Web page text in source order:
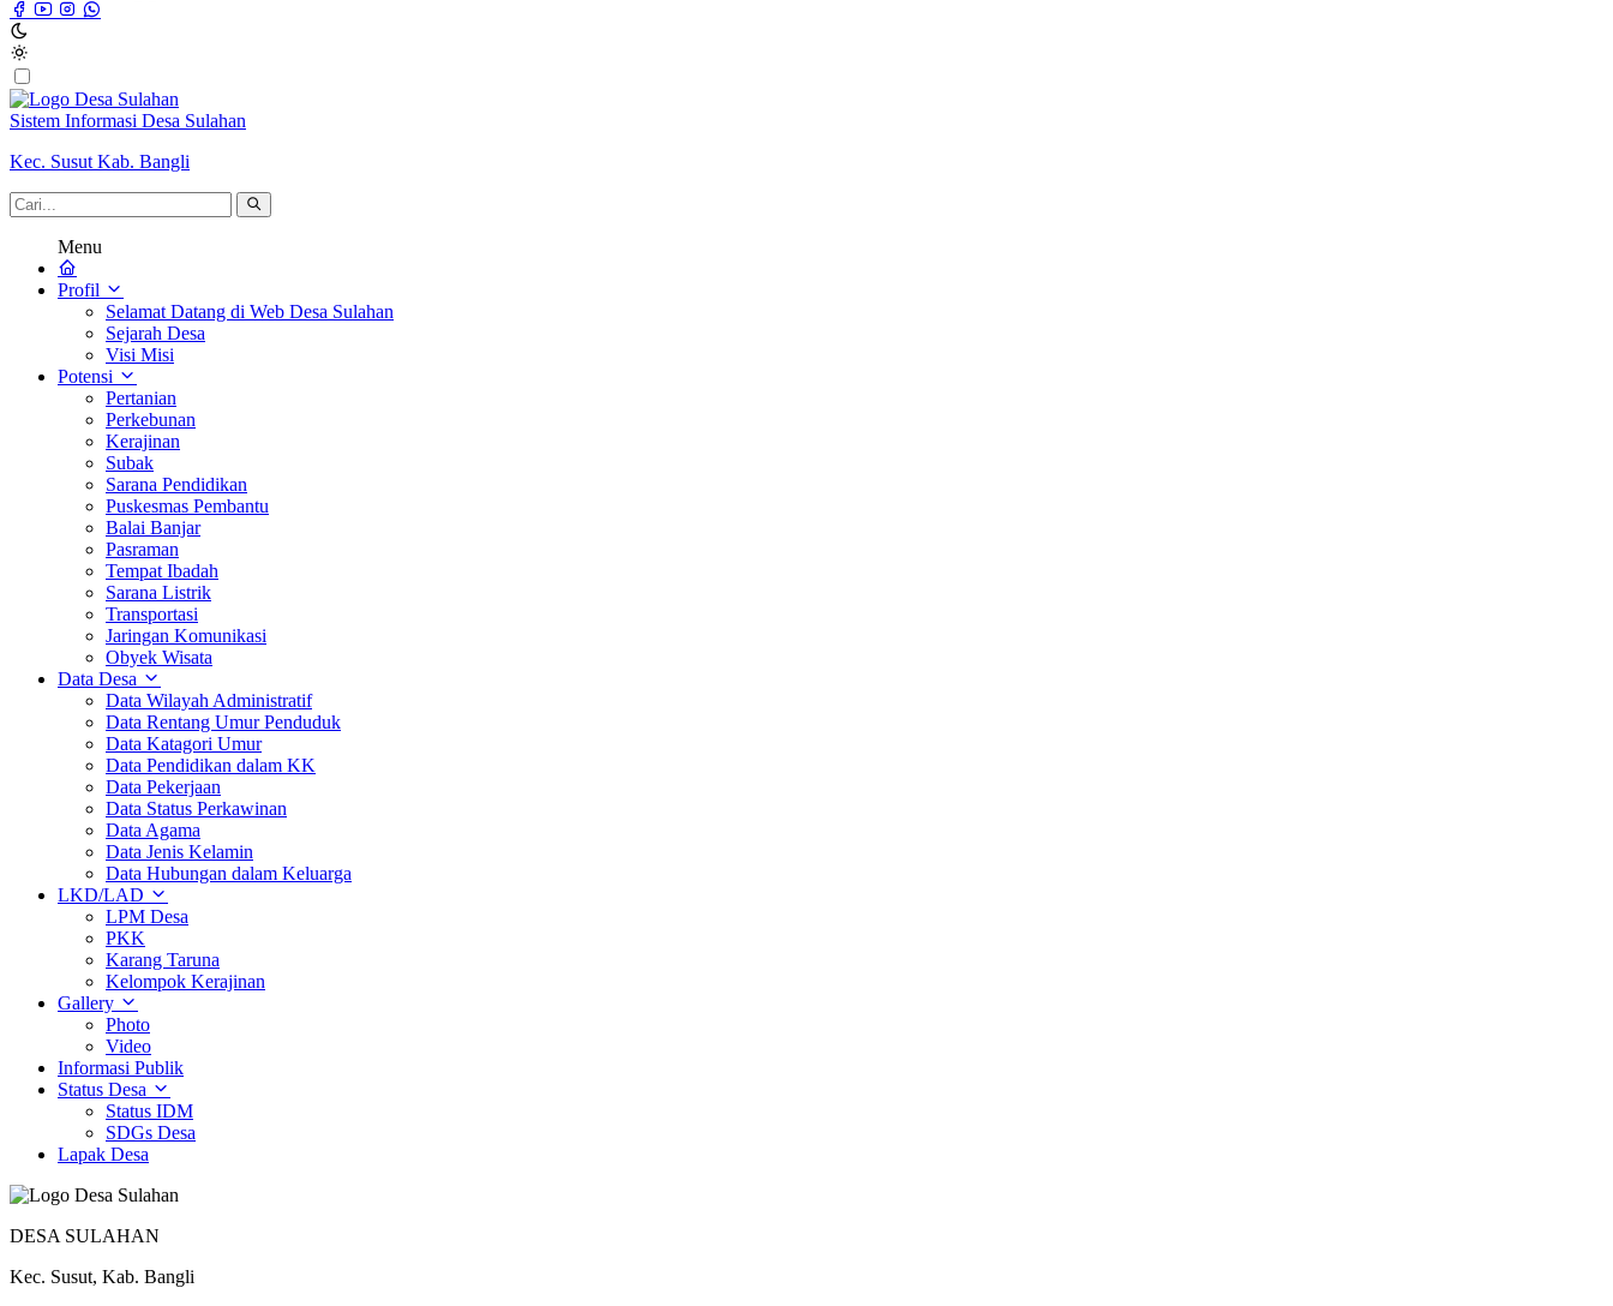
Sistem Informasi Desa Sulahan
Kec. Susut Kab. Bangli
Menu
Profil
Selamat Datang di Web Desa Sulahan
Sejarah Desa
Visi Misi
Potensi
Pertanian
Perkebunan
Kerajinan
Subak
Sarana Pendidikan
Puskesmas Pembantu
Balai Banjar
Pasraman
Tempat Ibadah
Sarana Listrik
Transportasi
Jaringan Komunikasi
Obyek Wisata
Data Desa
Data Wilayah Administratif
Data Rentang Umur Penduduk
Data Katagori Umur
Data Pendidikan dalam KK
Data Pekerjaan
Data Status Perkawinan
Data Agama
Data Jenis Kelamin
Data Hubungan dalam Keluarga
LKD/LAD
LPM Desa
PKK
Karang Taruna
Kelompok Kerajinan
Gallery
Photo
Video
Informasi Publik
Status Desa
Status IDM
SDGs Desa
Lapak Desa
DESA SULAHAN
Kec. Susut, Kab. Bangli